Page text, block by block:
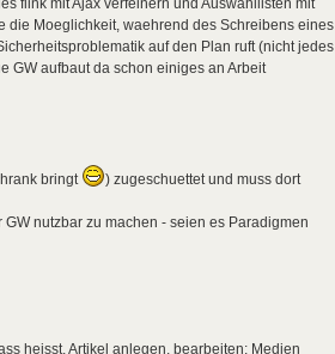
flink mit Ajax verfeinern und Auswahllisten mit
die Moeglichkeit, waehrend des Schreibens eines
auf den Plan ruft (nicht jedes
GW aufbaut da schon einiges an Arbeit
bringt
) zugeschuettet und muss dort
nutzbar zu machen - seien es Paradigmen
heisst, Artikel anlegen, bearbeiten; Medien